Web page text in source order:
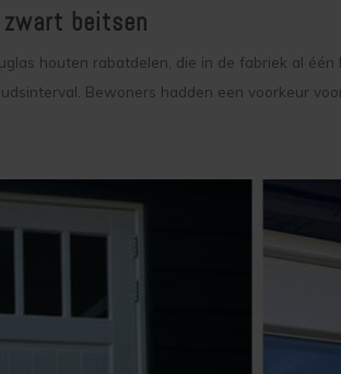
zwart beitsen
houten rabatdelen, die in de fabriek al
Bewoners hadden een voorkeur